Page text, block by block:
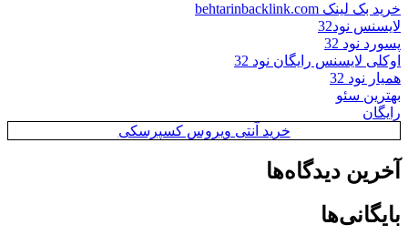
خرید بک لینک behtarinbacklink.com
لایسنس نود32
پسورد نود 32
اوکلی لایسنس رایگان نود 32
همیار نود 32
بهترین سئو
رایگان
خرید آنتی ویروس کسپرسکی
آخرین دیدگاه‌ها
بایگانی‌ها